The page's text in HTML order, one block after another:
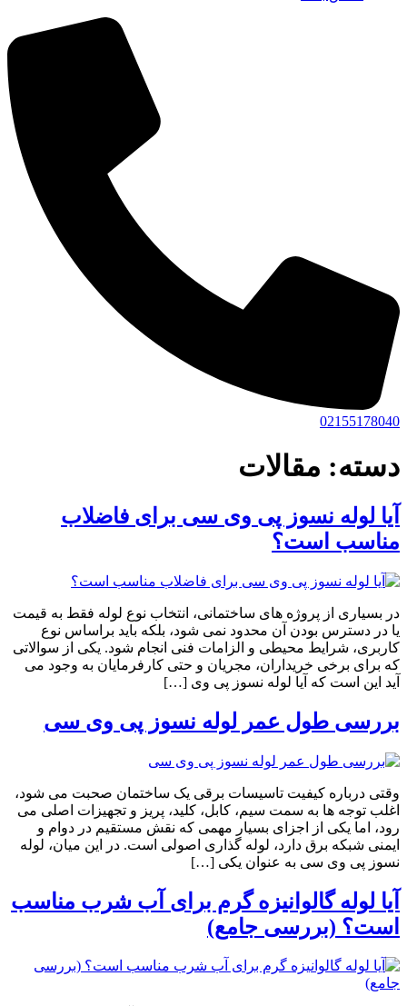
02155178040
دسته: مقالات
آیا لوله نسوز پی وی سی برای فاضلاب
مناسب است؟
در بسیاری از پروژه های ساختمانی، انتخاب نوع لوله فقط به قیمت
یا در دسترس بودن آن محدود نمی شود، بلکه باید براساس نوع
کاربری، شرایط محیطی و الزامات فنی انجام شود. یکی از سوالاتی
که برای برخی خریداران، مجریان و حتی کارفرمایان به وجود می
آید این است که آیا لوله نسوز پی وی […]
بررسی طول عمر لوله نسوز پی وی سی
وقتی درباره کیفیت تاسیسات برقی یک ساختمان صحبت می شود،
اغلب توجه ها به سمت سیم، کابل، کلید، پریز و تجهیزات اصلی می
رود، اما یکی از اجزای بسیار مهمی که نقش مستقیم در دوام و
ایمنی شبکه برق دارد، لوله گذاری اصولی است. در این میان، لوله
نسوز پی وی سی به عنوان یکی […]
آیا لوله گالوانیزه گرم برای آب شرب مناسب
است؟ (بررسی جامع)